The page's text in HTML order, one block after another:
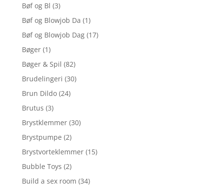
Bøf og Bl (3)
Bøf og Blowjob Da (1)
Bøf og Blowjob Dag (17)
Bøger (1)
Bøger & Spil (82)
Brudelingeri (30)
Brun Dildo (24)
Brutus (3)
Brystklemmer (30)
Brystpumpe (2)
Brystvorteklemmer (15)
Bubble Toys (2)
Build a sex room (34)